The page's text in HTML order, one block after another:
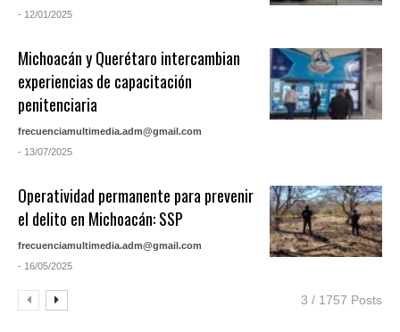
- 12/01/2025
Michoacán y Querétaro intercambian
experiencias de capacitación
penitenciaria
frecuenciamultimedia.adm@gmail.com
- 13/07/2025
Operatividad permanente para prevenir
el delito en Michoacán: SSP
frecuenciamultimedia.adm@gmail.com
- 16/05/2025
3 / 1757 Posts